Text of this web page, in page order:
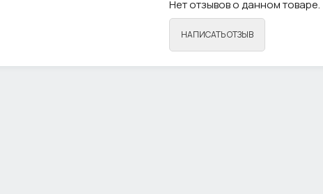
Ширина плетения, см.:1,0
Нет отзывов о данном товаре.
НАПИСАТЬ ОТЗЫВ